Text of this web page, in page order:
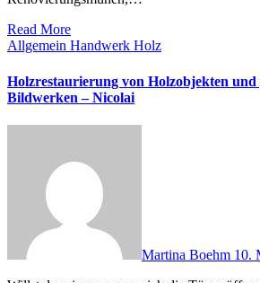
Read More
Allgemein Handwerk Holz
Holzrestaurierung von Holzobjekten und
Bildwerken – Nicolai
Martina Boehm 10.